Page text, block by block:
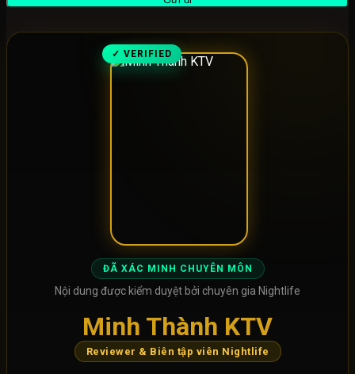
✓ VERIFIED
ĐÃ XÁC MINH CHUYÊN MÔN
Nội dung được kiểm duyệt bởi chuyên gia Nightlife
Minh Thành KTV
Reviewer & Biên tập viên Nightlife